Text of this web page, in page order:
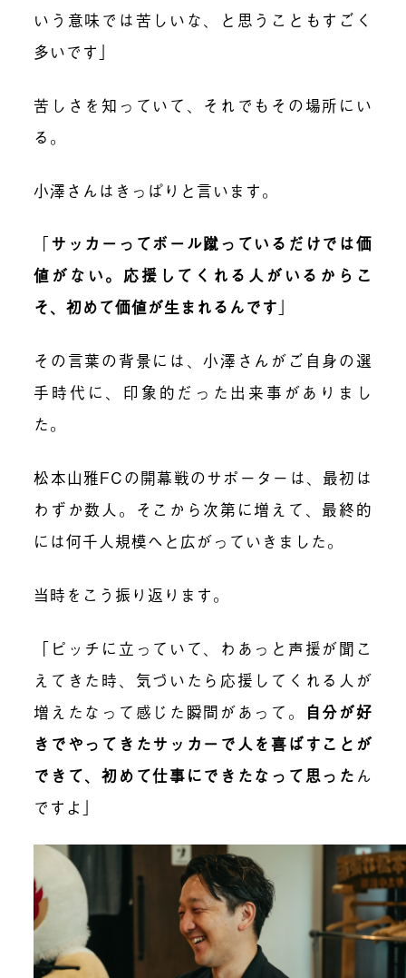
いう意味では苦しいな、と思うこともすごく
多いです」
苦しさを知っていて、それでもその場所にい
る。
小澤さんはきっぱりと言います。
「サッカーってボール蹴っているだけでは価
値がない。応援してくれる人がいるからこ
そ、初めて価値が生まれるんです 」
その言葉の背景には、小澤さんがご自身の選
手時代に、印象的だった出来事がありまし
た。
松本山雅FCの開幕戦のサポーターは、最初は
わずか数人。そこから次第に増えて、最終的
には何千人規模へと広がっていきました。
当時をこう振り返ります。
「ピッチに立っていて、わあっと声援が聞こ
えてきた時、気づいたら応援してくれる人が
増えたなって感じた瞬間があって。
自分が好
きでやってきたサッカーで人を喜ばすことが
できて、初めて仕事にできたなって思った ん
ですよ」